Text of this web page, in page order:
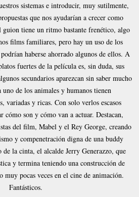
sistemas e introducir, muy sutilmente,
que nos ayudarían a crecer como
guion tiene un ritmo bastante frenético, algo
films familiares, pero hay un uso de los
haberse ahorrado algunos de ellos. A
fuertes de la película es, sin duda, sus
secundarios aparezcan sin saber mucho
uno de los animales y humanos tienen
variadas y ricas. Con solo verlos escasos
cómo son y cómo van a actuar. Destacan,
del film, Mabel y el Rey George, creando
y compenetración digna de una buddy
la cinta, el alcalde Jerry Generazzo, que
y termina teniendo una construcción de
muy pocas veces en el cine de animación.
Fantásticos.